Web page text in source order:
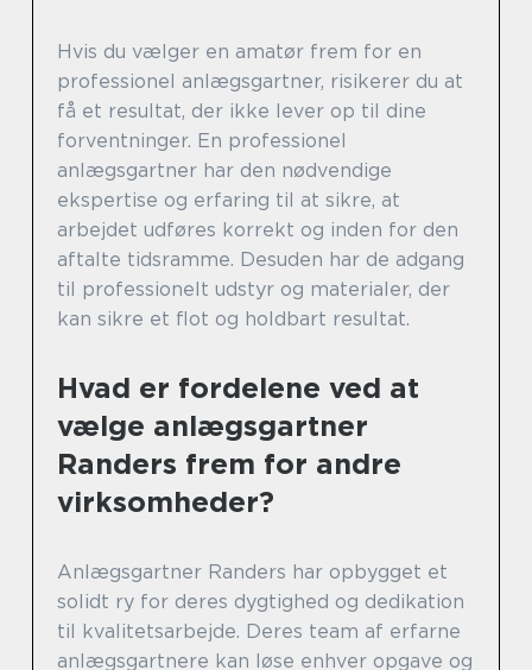
Hvis du vælger en amatør frem for en
professionel anlægsgartner, risikerer du at
få et resultat, der ikke lever op til dine
forventninger. En professionel
anlægsgartner har den nødvendige
ekspertise og erfaring til at sikre, at
arbejdet udføres korrekt og inden for den
aftalte tidsramme. Desuden har de adgang
til professionelt udstyr og materialer, der
kan sikre et flot og holdbart resultat.
Hvad er fordelene ved at
vælge anlægsgartner
Randers frem for andre
virksomheder?
Anlægsgartner Randers har opbygget et
solidt ry for deres dygtighed og dedikation
til kvalitetsarbejde. Deres team af erfarne
anlægsgartnere kan løse enhver opgave og